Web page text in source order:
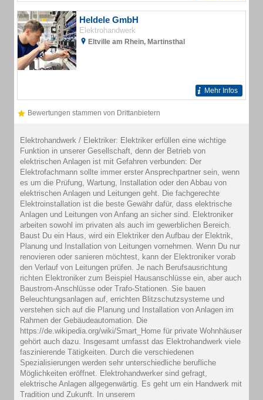
Heldele GmbH
Elektrohandwerk
Eltville am Rhein, Martinsthal
Mehr Infos
Bewertungen stammen von Drittanbietern
Elektrohandwerk / Elektriker: Elektriker erfüllen eine wichtige
Funktion in unserer Gesellschaft, denn der Betrieb von
elektrischen Anlagen ist mit Gefahren verbunden: Der
Elektrofachmann sollte immer erster Ansprechpartner sein, wenn
es um die Prüfung, Wartung, Installation oder den Abbau von
elektrischen Anlagen und Leitungen geht. Die fachgerechte
Elektroinstallation ist die beste Gewähr dafür, dass elektrische
Anlagen und Leitungen von Anfang an sicher sind. Elektroniker
arbeiten sowohl im privaten als auch im gewerblichen Bereich.
Baust Du ein Haus, wird ein Elektriker den Aufbau der Elektrik,
Planung und Installation von Leitungen vornehmen. Wenn Du nur
renovieren oder sanieren möchtest, kann der Elektroniker vorab
den Verlauf von Leitungen prüfen. Je nach Berufsausrichtung
richten Elektroniker zum Beispiel Hausanschlüsse ein, aber auch
Baustrom-Anschlüsse oder Trafo-Stationen. Sie bauen
Beleuchtungsanlagen auf, errichten Blitzschutzsysteme und
verstehen sich auf die Planung und Installation von Anlagen im
Rahmen der Gebäudeautomation. Die
https://de.wikipedia.org/wiki/Smart_Home für private Wohnhäuser
gehört auch dazu. Insgesamt umfasst das Elektrohandwerk viele
faszinierende Tätigkeiten. Durch die verschiedenen
Spezialisierungen werden sehr unterschiedliche berufliche
Möglichkeiten eröffnet. Elektrohandwerker sind gefragt,
elektrische Anlagen allgegenwärtig. Es geht um ein Handwerk mit
Tradition und Zukunft. In unserem